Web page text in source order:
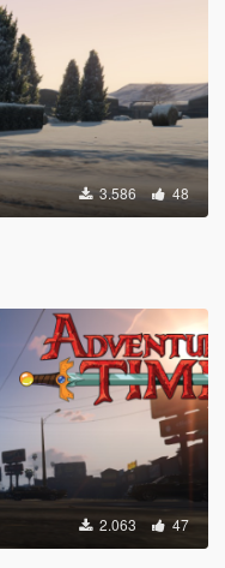
3.586 48
2.063 47